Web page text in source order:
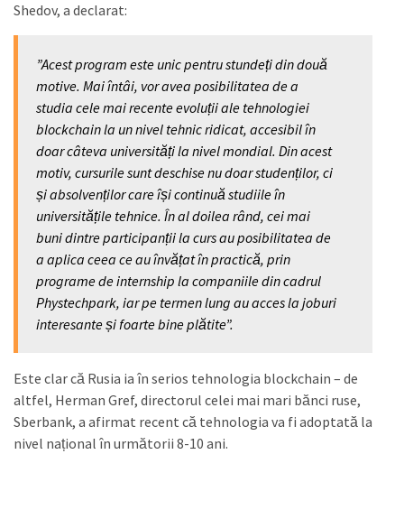
Shedov, a declarat:
”Acest program este unic pentru stundeți din două
motive. Mai întâi, vor avea posibilitatea de a
studia cele mai recente evoluții ale tehnologiei
blockchain la un nivel tehnic ridicat, accesibil în
doar câteva universități la nivel mondial. Din acest
motiv, cursurile sunt deschise nu doar studenților, ci
și absolvenților care își continuă studiile în
universitățile tehnice. În al doilea rând, cei mai
buni dintre participanții la curs au posibilitatea de
a aplica ceea ce au învățat în practică, prin
programe de internship la companiile din cadrul
Phystechpark, iar pe termen lung au acces la joburi
interesante și foarte bine plătite”.
Este clar că Rusia ia în serios tehnologia blockchain – de
altfel, Herman Gref, directorul celei mai mari bănci ruse,
Sberbank, a afirmat recent că tehnologia va fi adoptată la
nivel național în următorii 8-10 ani.